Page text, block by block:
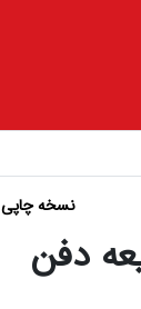
نسخه چاپی
دفن